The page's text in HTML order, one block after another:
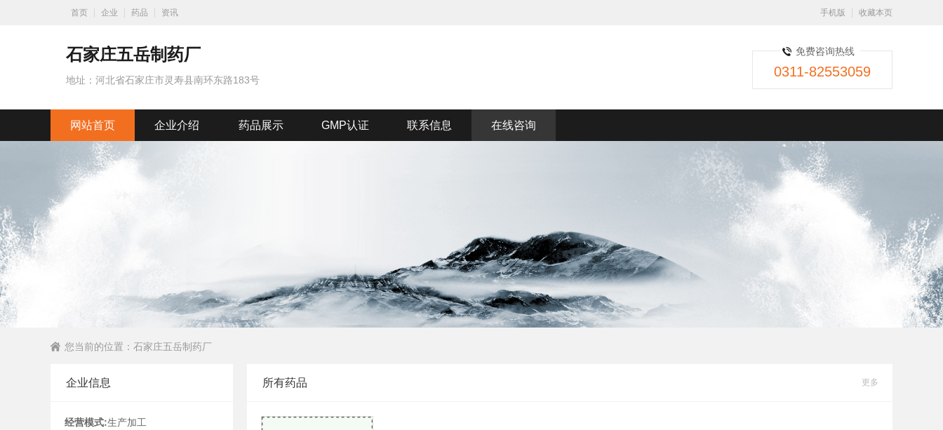
首页 企业 药品 资讯 手机版 收藏本页
石家庄五岳制药厂
地址：河北省石家庄市灵寿县南环东路183号
免费咨询热线
0311-82553059
网站首页 企业介绍 药品展示 GMP认证 联系信息 在线咨询
您当前的位置： 石家庄五岳制药厂
所有药品 更多
企业信息
经营模式:生产加工